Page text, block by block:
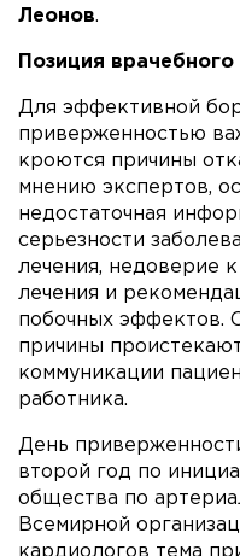
Леонов.
Позиция
Для эффективной
приверженностью
кроются причины
мнению экспертов,
недостаточная
серьезности
лечения, недоверие
лечения и
побочных эффектов.
причины
коммуникации
работника.
День
второй год по
общества по
Всемирной
кардиологов тема